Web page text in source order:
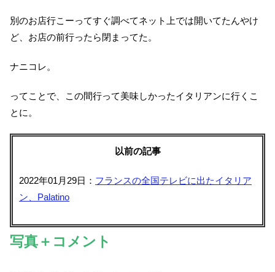
別のお店行こーってすぐ調べてネット上では開いてたんやけ
ど、お店の前行ったら閉まってた。
ナニコレ。
ってことで、この間行って美味しかったイタリアンに行くこ
とに。
以前の記事
2022年01月29日： フランスの全国テレビに出たイタリア
ン、Palatino
写真＋コメント